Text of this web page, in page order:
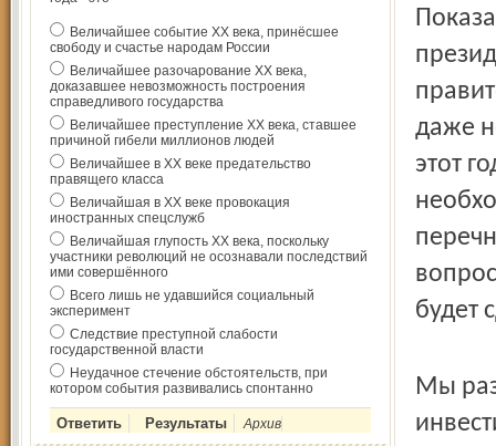
Величайшее событие ХХ века, принёсшее
свободу и счастье народам России
Величайшее разочарование ХХ века,
доказавшее невозможность построения
справедливого государства
Величайшее преступление ХХ века, ставшее
причиной гибели миллионов людей
Величайшее в ХХ веке предательство
правящего класса
Величайшая в ХХ веке провокация
иностранных спецслужб
Величайшая глупость ХХ века, поскольку
участники революций не осознавали последствий
ими совершённого
Всего лишь не удавшийся социальный
эксперимент
Следствие преступной слабости
государственной власти
Неудачное стечение обстоятельств, при
котором события развивались спонтанно
Архив
даже
этот
будет
Мы